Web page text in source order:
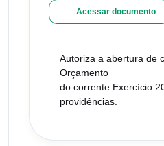
Acessar documento
Autoriza a abertura de
Orçamento
do corrente Exercício
providências.